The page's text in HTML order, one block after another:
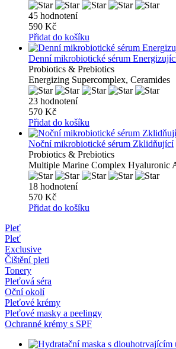
45 hodnotení
590 Kč
Přidat do košíku
Denní mikrobiotické sérum
Probiotics & Prebiotics
Energizing Supercomplex, Ceramides
23 hodnotení
570 Kč
Přidat do košíku
Noční mikrobiotické sérum Zklidňující
Probiotics & Prebiotics
Multiple Marine Complex Hyaluronic
18 hodnotení
570 Kč
Přidat do košíku
Pleť
Pleť
Exclusive
Čištění pleti
Tonery
Pleťová séra
Oční okolí
Pleťové krémy
Pleťové masky a peelingy
Ochranné krémy s SPF